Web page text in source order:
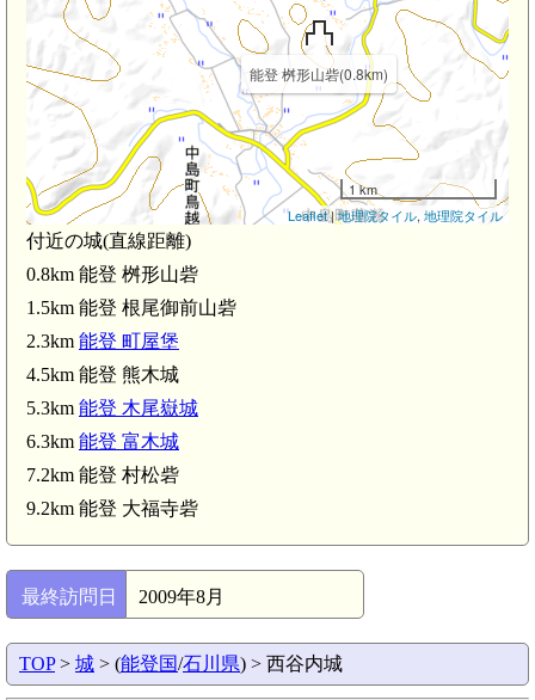
能登 桝形山砦(0.8km)
能登 町屋堡(2.3km)
1 km
Leaflet|地理院タイル, 地理院タイル
付近の城(直線距離)
0.8km 能登 桝形山砦
1.5km 能登 根尾御前山砦
2.3km 能登 町屋堡
4.5km 能登 熊木城
5.3km 能登 木尾嶽城
6.3km 能登 富木城
7.2km 能登 村松砦
9.2km 能登 大福寺砦
最終訪問日 2009年8月
TOP> 城 > (能登国/石川県) > 西谷内城